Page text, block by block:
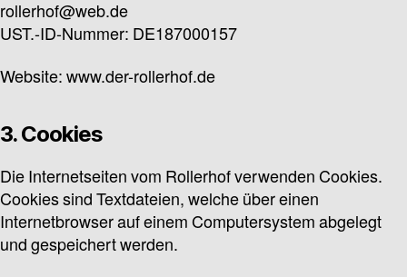
rollerhof@web.de
UST.-ID-Nummer: DE187000157
Website: www.der-rollerhof.de
3. Cookies
Die Internetseiten vom Rollerhof verwenden Cookies.
Cookies sind Textdateien, welche über einen
Internetbrowser auf einem Computersystem abgelegt
und gespeichert werden.